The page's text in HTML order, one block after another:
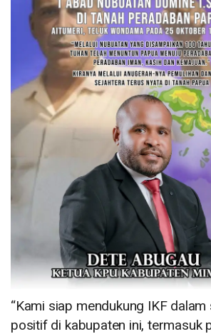
“Kami siap mendukung IKF
positif di kabupaten ini, termasuk